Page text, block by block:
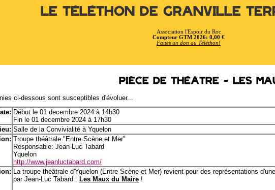
Le Téléthon de Granville
Association l'Espoir du Roc
Compteur GTM 2026: 0,00 €
Faites un don au Téléthon!
Pièce de Théâtre - Les
ci-dessous sont susceptibles d'évoluer...
Début le 01 decembre 2024 à 14h30
Fin le 01 decembre 2024 à 17h30
Salle de la Convivialité à Yquelon
Troupe théâtrale "Entre Scène et Mer"
Responsable: Jean-Luc Tabard
Yquelon
http://www.jeanluctabard.com/
La troupe théâtrale d'Yquelon (Entre Scène et Mer) revient pour des représentations
par Jean-Luc Tabard : Les Maux du Maire !